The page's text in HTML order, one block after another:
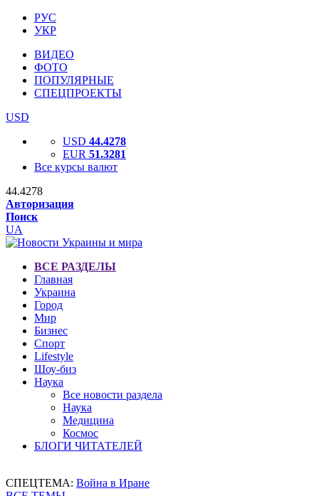
РУС
УКР
ВИДЕО
ФОТО
ПОПУЛЯРНЫЕ
СПЕЦПРОЕКТЫ
USD
USD 44.4278
EUR 51.3281
Все курсы валют
44.4278
Авторизация
Поиск
UA
ВСЕ РАЗДЕЛЫ
Главная
Украина
Город
Мир
Бизнес
Спорт
Lifestyle
Шоу-биз
Наука
Все новости раздела
Наука
Медицина
Космос
БЛОГИ ЧИТАТЕЛЕЙ
СПЕЦТЕМА: Война в Иране